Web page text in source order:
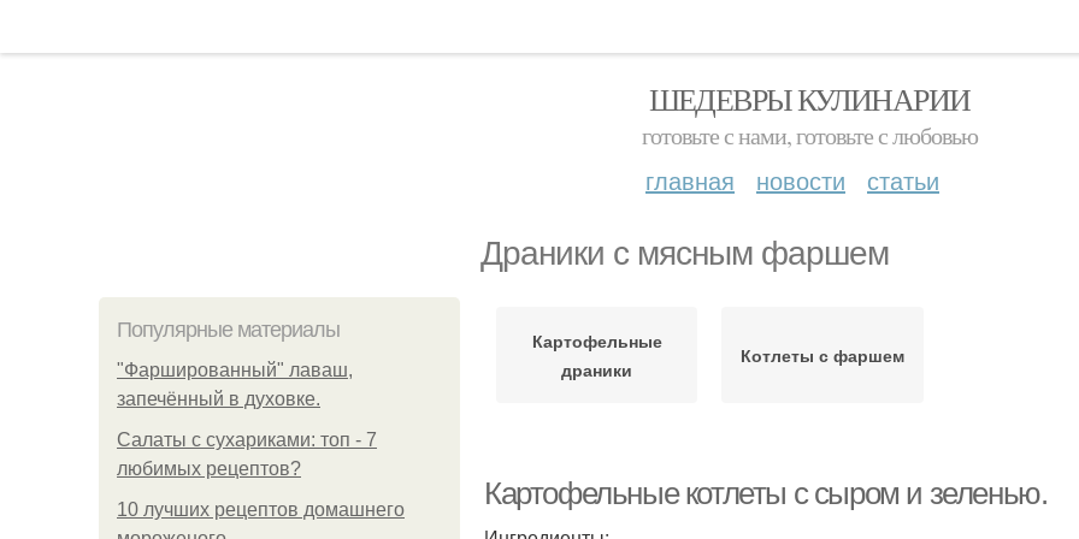
ШЕДЕВРЫ КУЛИНАРИИ
готовьте с нами, готовьте с любовью
главная новости статьи
Драники с мясным фаршем
Популярные материалы
"Фаршированный" лаваш,
запечённый в духовке.
Салаты с сухариками: топ - 7
любимых рецептов?
10 лучших рецептов домашнего
Картофельные
драники
Котлеты с фаршем
Картофельные котлеты с сыром и зеленью.